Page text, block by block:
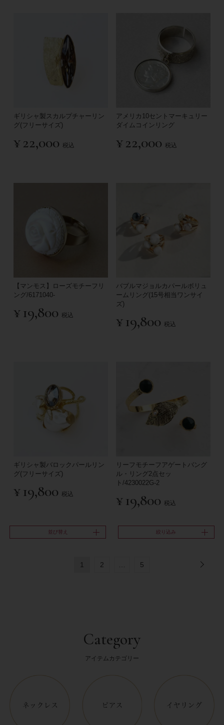
ギリシャ製スカルプチャーリン
グ(フリーサイズ)
¥22,000 税込
アメリカ10セントマーキュリー
ダイムコインリング
¥22,000 税込
【マンモス】ローズモチーフリ
ング/6171040-
¥ 19,800 税込
バブルマジョルカパールボリュ
ームリング(15号相当ワンサイ
ズ)
¥ 19,800 税込
ギリシャ製バロックパールリン
グ(フリーサイズ)
¥ 19,800 税込
リーフモチーフアゲートバング
ル・リング2点セッ
ト/4230022G-2
¥ 19,800 税込
並び替え 絞り込み
1 2 5
Category
アイテムカテゴリー